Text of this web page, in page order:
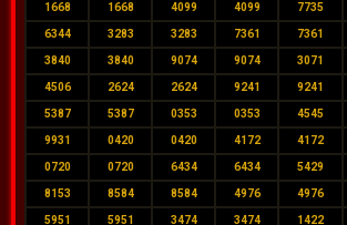
1668 1668 4099 4099 7735
6344 3283 3283 7361 7361
3840 3840 9074 9074 3071
4506 2624 2624 9241 9241
5387 5387 0353 0353 4545
9931 0420 0420 4172 4172
0720 0720 6434 6434 5429
8153 8584 8584 4976 4976
5951 5951 3474 3474 1422